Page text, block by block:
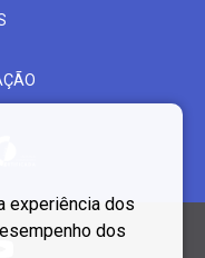
experiência dos
dos